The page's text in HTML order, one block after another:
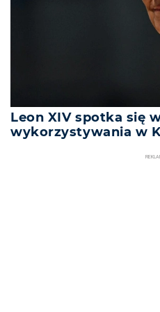
Leon XIV spotka się
wykorzystywania w